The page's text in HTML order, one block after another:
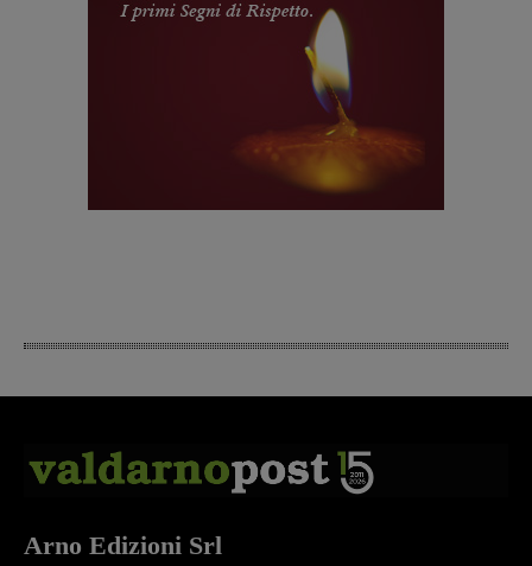
Arno Edizioni Srl